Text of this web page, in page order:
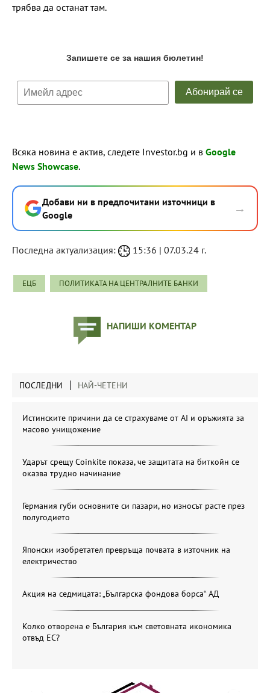
трябва да останат там.
Всяка новина е актив, следете Investor.bg и в Google
News Showcase.
Добави ни в предпочитани източници в
Google
→
Последна актуализация: 15:36 | 07.03.24 г.
ЕЦБ ПОЛИТИКАТА НА ЦЕНТРАЛНИТЕ БАНКИ
НАПИШИ КОМЕНТАР
ПОСЛЕДНИ НАЙ-ЧЕТЕНИ
Истинските причини да се страхуваме от AI и оръжията за
масово унищожение
Ударът срещу Coinkite показа, че защитата на биткойн се
оказва трудно начинание
Германия губи основните си пазари, но износът расте през
полугодието
Японски изобретател превръща почвата в източник на
електричество
Акция на седмицата: „Българска фондова борса“ АД
Колко отворена е България към световната икономика
отвъд ЕС?